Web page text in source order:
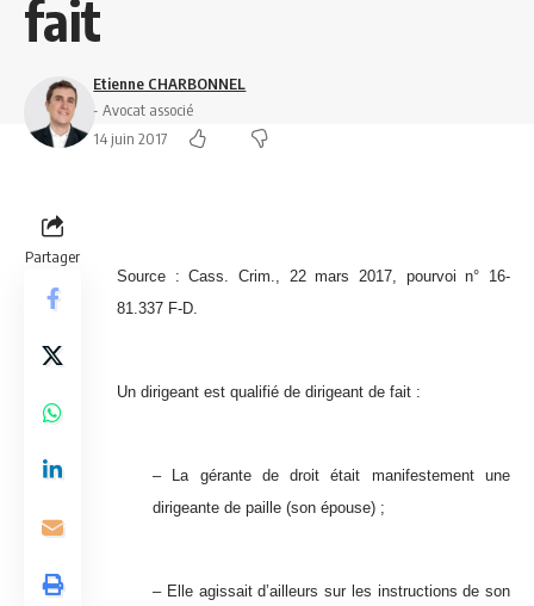
fait
Etienne CHARBONNEL
- Avocat associé
14 juin 2017
Partager
Source : Cass. Crim., 22 mars 2017, pourvoi n° 16-
81.337 F-D.
Un dirigeant est qualifié de dirigeant de fait :
– La gérante de droit était manifestement une
dirigeante de paille (son épouse) ;
– Elle agissait d’ailleurs sur les instructions de son